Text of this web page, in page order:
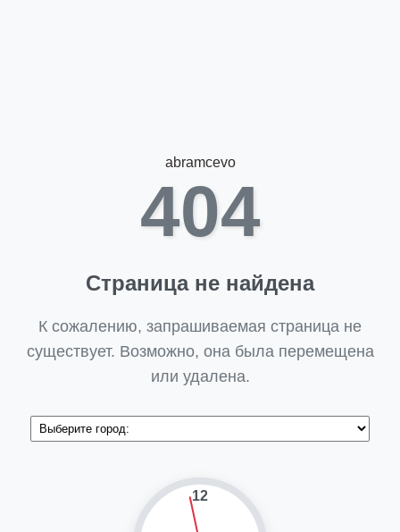
abramcevo
404
Страница не найдена
К сожалению, запрашиваемая страница не
существует. Возможно, она была перемещена
или удалена.
12